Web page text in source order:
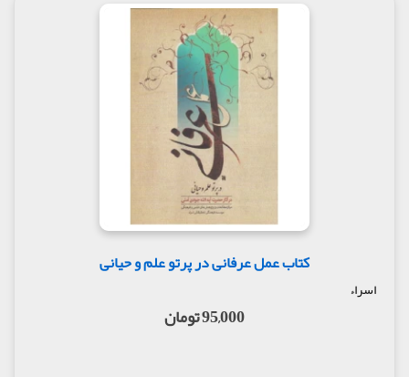
کتاب عمل عرفانی در پرتو علم و حیانی
اسراء
95,000 تومان